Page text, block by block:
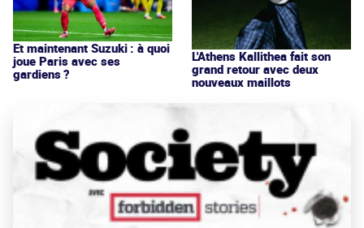
Et maintenant Suzuki : à quoi
joue Paris avec ses
gardiens ?
L'Athens Kallithea fait son
grand retour avec deux
nouveaux maillots